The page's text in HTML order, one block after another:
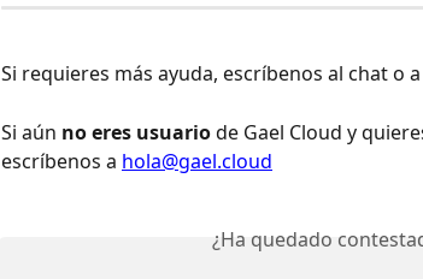
Si requieres más ayuda, escríbenos al chat o a
Si aún no eres usuario de Gael Cloud y
escríbenos a hola@gael.cloud
¿Ha quedado